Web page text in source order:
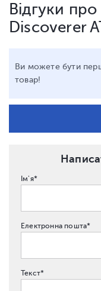
Відгуки
Discoverer
Ви можете бути
товар!
Ім'я*
Електронна пошта*
Текст*